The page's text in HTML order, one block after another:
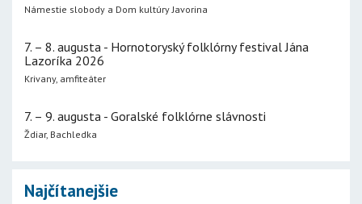
Námestie slobody a Dom kultúry Javorina
7. – 8. augusta - Hornotoryský folklórny festival Jána
Lazoríka 2026
Krivany, amfiteáter
7. – 9. augusta - Goralské folklórne slávnosti
Ždiar, Bachledka
Najčítanejšie